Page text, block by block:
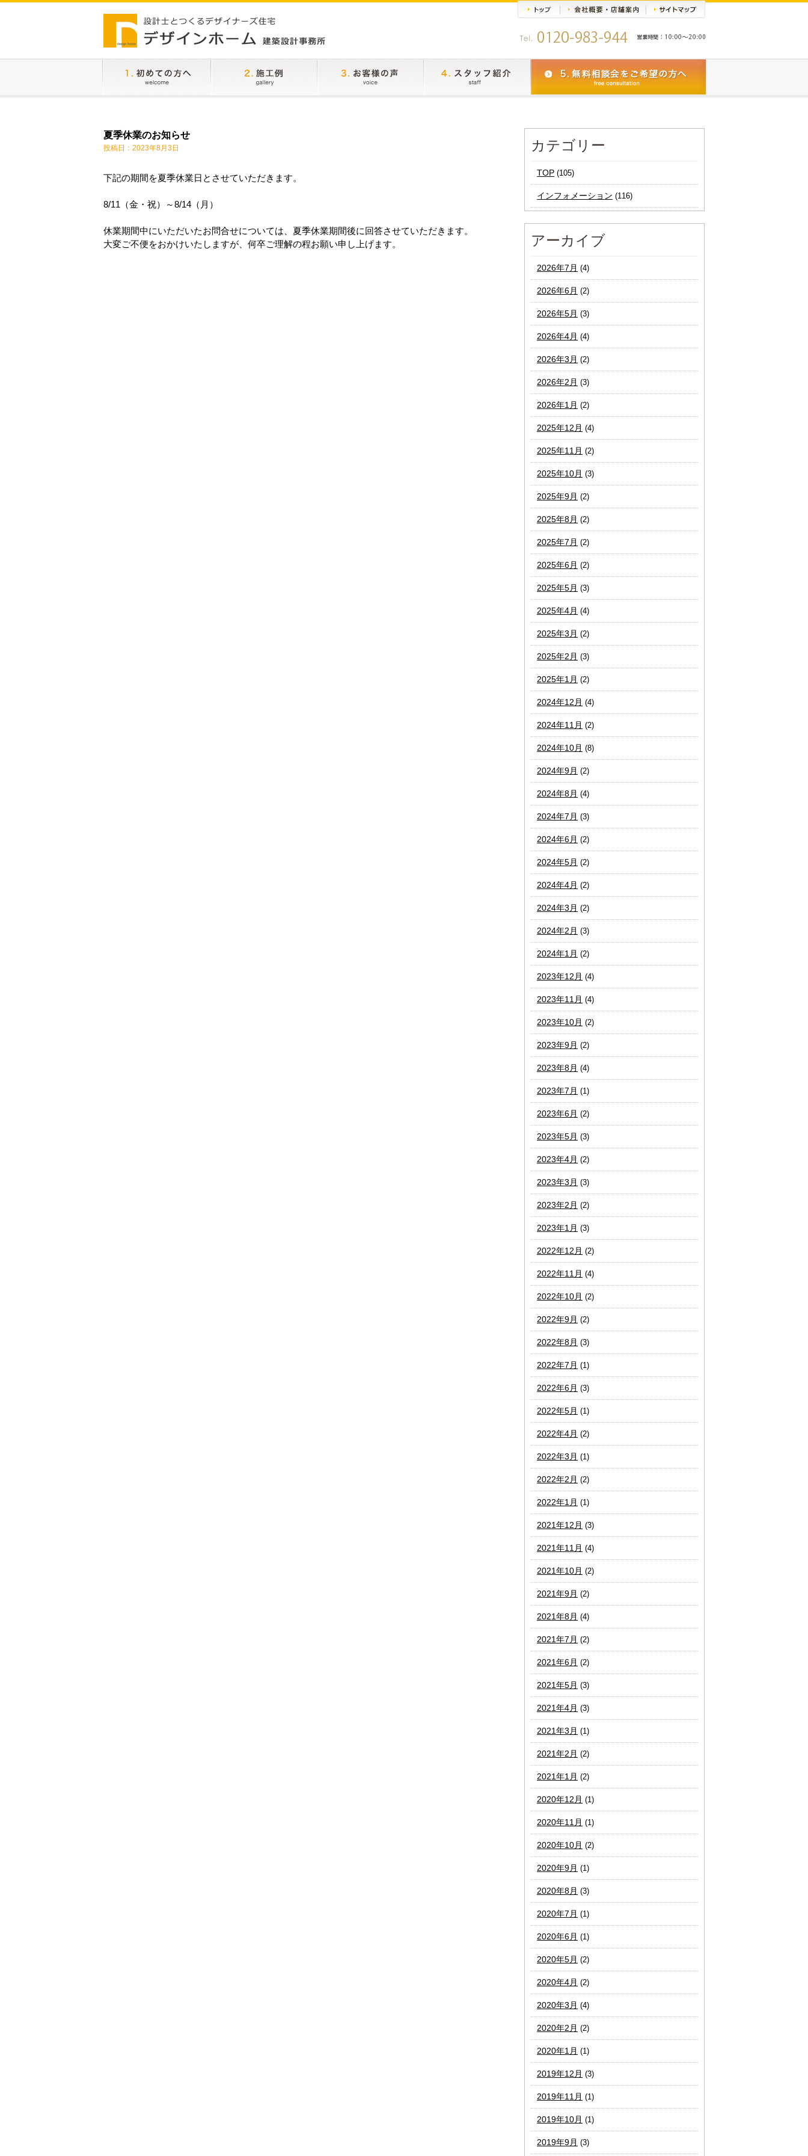
夏季休業のお知らせ
投稿日：2023年8月3日
下記の期間を夏季休業日とさせていただきます。
8/11（金・祝）～8/14（月）
休業期間中にいただいたお問合せについては、夏季休業期間後に回答させていただきます。
大変ご不便をおかけいたしますが、何卒ご理解の程お願い申し上げます。
カテゴリー
TOP (105)
インフォメーション (116)
アーカイブ
2026年7月 (4)
2026年6月 (2)
2026年5月 (3)
2026年4月 (4)
2026年3月 (2)
2026年2月 (3)
2026年1月 (2)
2025年12月 (4)
2025年11月 (2)
2025年10月 (3)
2025年9月 (2)
2025年8月 (2)
2025年7月 (2)
2025年6月 (2)
2025年5月 (3)
2025年4月 (4)
2025年3月 (2)
2025年2月 (3)
2025年1月 (2)
2024年12月 (4)
2024年11月 (2)
2024年10月 (8)
2024年9月 (2)
2024年8月 (4)
2024年7月 (3)
2024年6月 (2)
2024年5月 (2)
2024年4月 (2)
2024年3月 (2)
2024年2月 (3)
2024年1月 (2)
2023年12月 (4)
2023年11月 (4)
2023年10月 (2)
2023年9月 (2)
2023年8月 (4)
2023年7月 (1)
2023年6月 (2)
2023年5月 (3)
2023年4月 (2)
2023年3月 (3)
2023年2月 (2)
2023年1月 (3)
2022年12月 (2)
2022年11月 (4)
2022年10月 (2)
2022年9月 (2)
2022年8月 (3)
2022年7月 (1)
2022年6月 (3)
2022年5月 (1)
2022年4月 (2)
2022年3月 (1)
2022年2月 (2)
2022年1月 (1)
2021年12月 (3)
2021年11月 (4)
2021年10月 (2)
2021年9月 (2)
2021年8月 (4)
2021年7月 (2)
2021年6月 (2)
2021年5月 (3)
2021年4月 (3)
2021年3月 (1)
2021年2月 (2)
2021年1月 (2)
2020年12月 (1)
2020年11月 (1)
2020年10月 (2)
2020年9月 (1)
2020年8月 (3)
2020年7月 (1)
2020年6月 (1)
2020年5月 (2)
2020年4月 (2)
2020年3月 (4)
2020年2月 (2)
2020年1月 (1)
2019年12月 (3)
2019年11月 (1)
2019年10月 (1)
2019年9月 (3)